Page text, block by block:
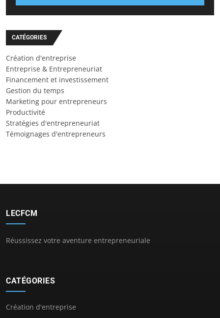
CATÉGORIES
Création d'entreprise
Entreprise & Entrepreneuriat
Financement et investissement
Gestion du temps
Marketing pour entrepreneurs
Productivité
Stratégies d'entrepreneuriat
Témoignages d'entrepreneurs
LECFCM
Réussissez votre aventure entrepreneuriale
CATÉGORIES
Création d'entreprise